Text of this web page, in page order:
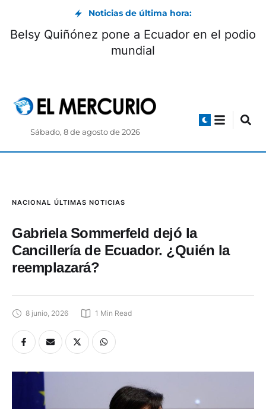
Noticias de última hora:
Belsy Quiñónez pone a Ecuador en el podio
mundial
Sábado, 8 de agosto de 2026
NACIONAL ÚLTIMAS NOTICIAS
Gabriela Sommerfeld dejó la
Cancillería de Ecuador. ¿Quién la
reemplazará?
8 junio, 2026 1 Min Read